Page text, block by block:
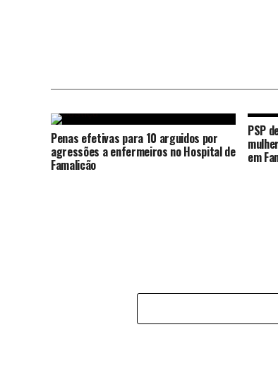
Penas efetivas para 10 arguidos por
agressões a enfermeiros no Hospital de
Famalicão
PSP
em